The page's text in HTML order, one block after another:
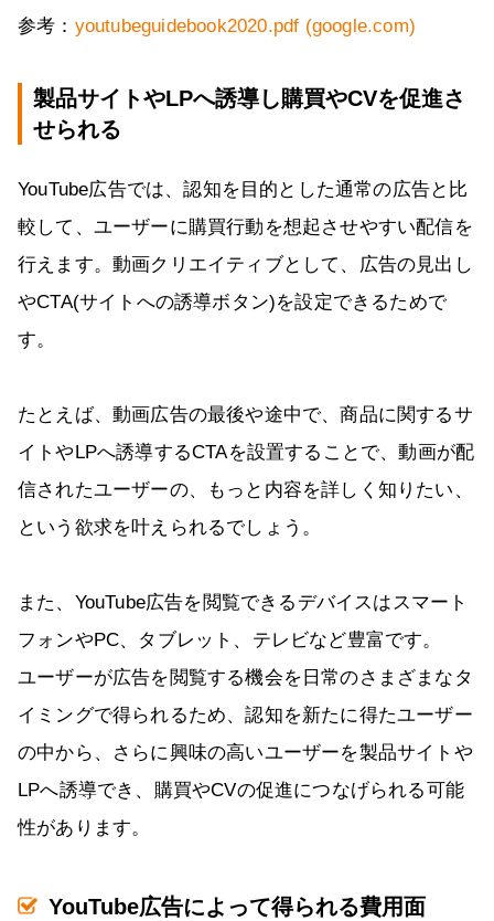
参考： youtubeguidebook2020.pdf (google.com)
製品サイトやLPへ誘導し購買やCVを促進さ
せられる
YouTube広告では、認知を目的とした通常の広告と比
較して、ユーザーに購買行動を想起させやすい配信を
行えます。動画クリエイティブとして、広告の見出し
やCTA(サイトへの誘導ボタン)を設定できるためで
す。
たとえば、動画広告の最後や途中で、商品に関するサ
イトやLPへ誘導するCTAを設置することで、動画が配
信されたユーザーの、もっと内容を詳しく知りたい、
という欲求を叶えられるでしょう。
また、YouTube広告を閲覧できるデバイスはスマート
フォンやPC、タブレット、テレビなど豊富です。
ユーザーが広告を閲覧する機会を日常のさまざまなタ
イミングで得られるため、認知を新たに得たユーザー
の中から、さらに興味の高いユーザーを製品サイトや
LPへ誘導でき、購買やCVの促進につなげられる可能
性があります。
YouTube広告によって得られる費用面